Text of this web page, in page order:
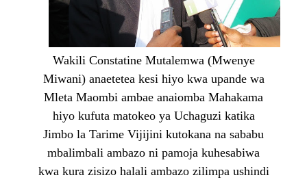
Wakili Constatine Mutalemwa (Mwenye
Miwani) anaetetea kesi hiyo kwa upande wa
Mleta Maombi ambae anaiomba Mahakama
hiyo kufuta matokeo ya Uchaguzi katika
Jimbo la Tarime Vijijini kutokana na sababu
mbalimbali ambazo ni pamoja kuhesabiwa
kwa kura zisizo halali ambazo zilimpa ushindi